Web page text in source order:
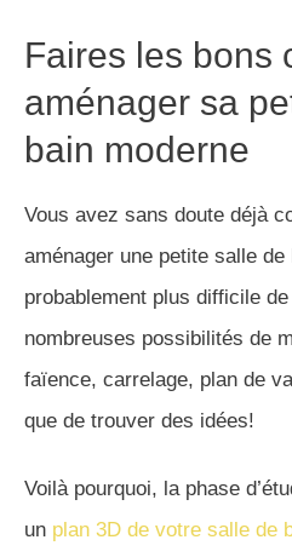
Faires les bons
aménager sa
bain moderne
Vous avez sans doute déjà
aménager une petite salle
probablement plus difficile
nombreuses possibilités de
faïence, carrelage, plan de
que de trouver des idées!
Voilà pourquoi, la phase
un plan 3D de votre salle de